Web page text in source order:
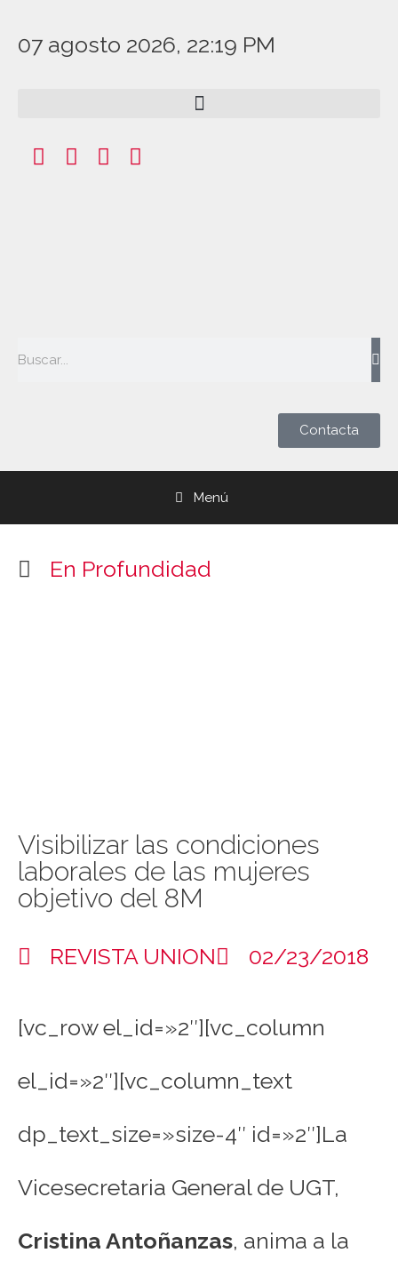
07 agosto 2026, 22:19 PM
Contacta
Menú
En Profundidad
Visibilizar las condiciones
laborales de las mujeres
objetivo del 8M
REVISTA UNION 02/23/2018
[vc_row el_id=»2″][vc_column
el_id=»2″][vc_column_text
dp_text_size=»size-4″ id=»2″]La
Vicesecretaria General de UGT,
Cristina Antoñanzas, anima a la